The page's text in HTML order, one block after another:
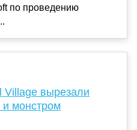
по проведению
Village вырезали
и монстром